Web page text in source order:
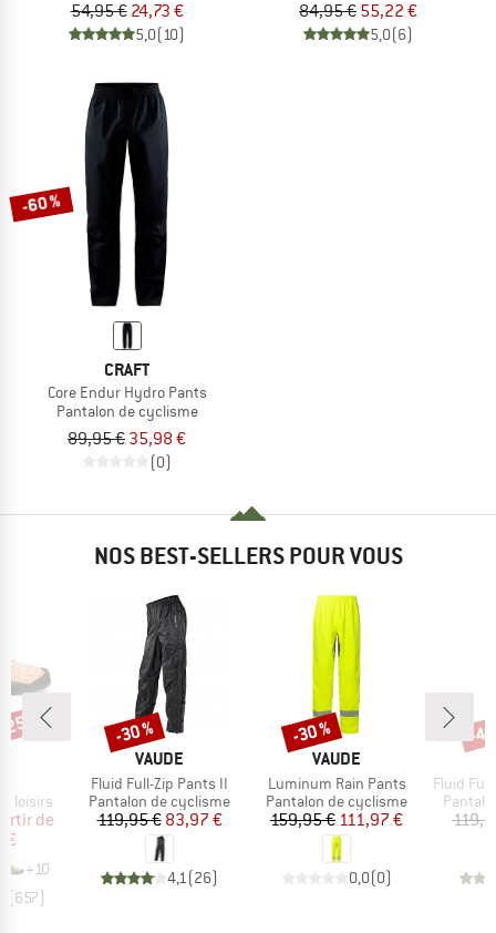
54,95 € 24,73 €
5,0(10)
84,95 € 55,22 €
5,0(6)
-60 %
CRAFT
Core Endur Hydro Pants
Pantalon de cyclisme
89,95 € 35,98 €
(0)
NOS BEST-SELLERS POUR VOUS
loisirs
réduit
de
€
+10
(657)
%
MARQUE
VAUDE
Article
Fluid Full-Zip Pants II
Product group
Pantalon de cyclisme
Prix
119,95 €Prix réduit
83,97 €
4,1(26)
Remise
-30 %
MARQUE
VAUDE
Article
Luminum Rain Pants
Product group
Pantalon de cyclisme
Prix
159,95 €Prix réduit
111,97 €
0,0(0)
Remise
-30 %
Article
Fluid
-